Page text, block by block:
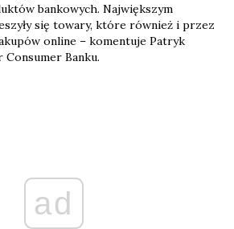
bankowych. Największym
się towary, które również i przez
online – komentuje Patryk
Banku.
ad